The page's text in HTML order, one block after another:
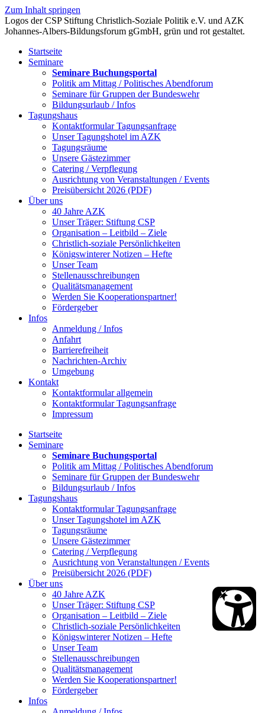
Zum Inhalt springen
Startseite
Seminare
Seminare Buchungsportal
Politik am Mittag / Politisches Abendforum
Seminare für Gruppen der Bundeswehr
Bildungsurlaub / Infos
Tagungshaus
Kontaktformular Tagungsanfrage
Unser Tagungshotel im AZK
Tagungsräume
Unsere Gästezimmer
Catering / Verpflegung
Ausrichtung von Veranstaltungen / Events
Preisübersicht 2026 (PDF)
Über uns
40 Jahre AZK
Unser Träger: Stiftung CSP
Organisation – Leitbild – Ziele
Christlich-soziale Persönlichkeiten
Königswinterer Notizen – Hefte
Unser Team
Stellenausschreibungen
Qualitätsmanagement
Werden Sie Kooperationspartner!
Fördergeber
Infos
Anmeldung / Infos
Anfahrt
Barrierefreiheit
Nachrichten-Archiv
Umgebung
Kontakt
Kontaktformular allgemein
Kontaktformular Tagungsanfrage
Impressum
Startseite
Seminare
Seminare Buchungsportal
Politik am Mittag / Politisches Abendforum
Seminare für Gruppen der Bundeswehr
Bildungsurlaub / Infos
Tagungshaus
Kontaktformular Tagungsanfrage
Unser Tagungshotel im AZK
Tagungsräume
Unsere Gästezimmer
Catering / Verpflegung
Ausrichtung von Veranstaltungen / Events
Preisübersicht 2026 (PDF)
Über uns
40 Jahre AZK
Unser Träger: Stiftung CSP
Organisation – Leitbild – Ziele
Christlich-soziale Persönlichkeiten
Königswinterer Notizen – Hefte
Unser Team
Stellenausschreibungen
Qualitätsmanagement
Werden Sie Kooperationspartner!
Fördergeber
Infos